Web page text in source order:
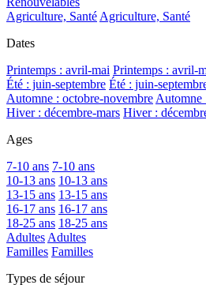
Agriculture, Santé Agriculture, Santé
Dates
Printemps : avril-mai Printemps : avril-
Été : juin-septembre Été : juin-
Automne : octobre-novembre Automne
Hiver : décembre-mars Hiver :
Ages
7-10 ans 7-10 ans
10-13 ans 10-13 ans
13-15 ans 13-15 ans
16-17 ans 16-17 ans
18-25 ans 18-25 ans
Adultes Adultes
Familles Familles
Types de séjour